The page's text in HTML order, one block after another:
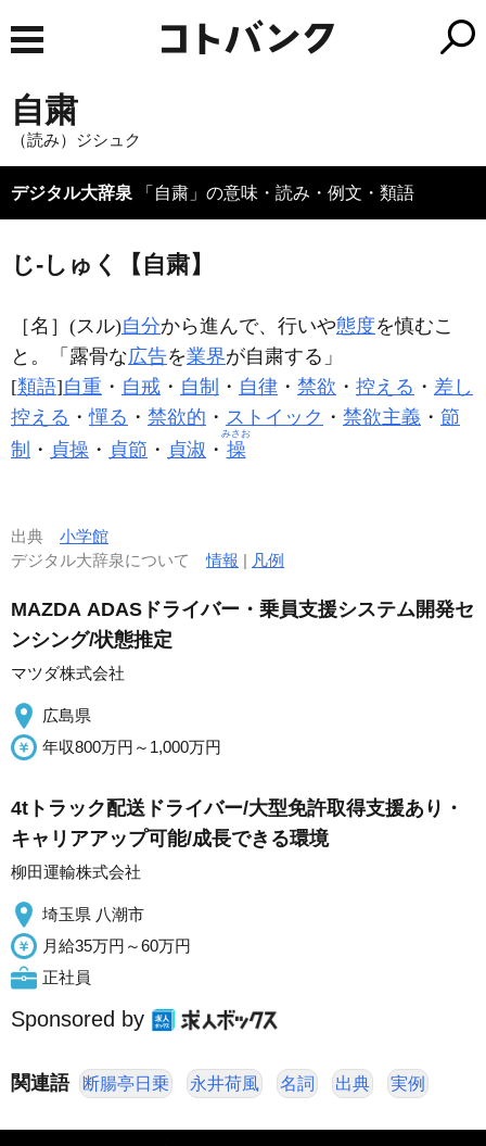
自粛
（読み）ジシュク
デジタル大辞泉 「自粛」の意味・読み・例文・類語
じ‐しゅく【自粛】
［名］ (スル)自分から進んで、行いや態度を慎むこ
と。「露骨な広告を業界が自粛する」
[類語]自重 ・ 自戒 ・ 自制 ・ 自律 ・ 禁欲 ・ 控える ・ 差し
控える ・憚る ・ 禁欲的 ・ ストイック ・ 禁欲主義 ・ 節
制 ・ 貞操 ・ 貞節 ・ 貞淑 ・ 操
みさお
出典 小学館
デジタル大辞泉について情報 | 凡例
MAZDA ADASドライバー・乗員支援システム開発セ
ンシング/状態推定
マツダ株式会社
広島県
年収800万円～1,000万円
4tトラック配送ドライバー/大型免許取得支援あり・
キャリアアップ可能/成長できる環境
柳田運輸株式会社
埼玉県 八潮市
月給35万円～60万円
正社員
Sponsored by
関連語 断腸亭日乗 永井荷風 名詞 出典 実例